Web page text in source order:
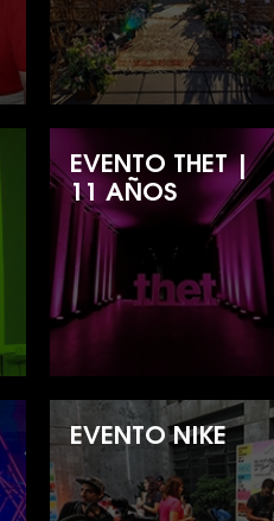
EVENTO THET |
11 AÑOS
EVENTO NIKE